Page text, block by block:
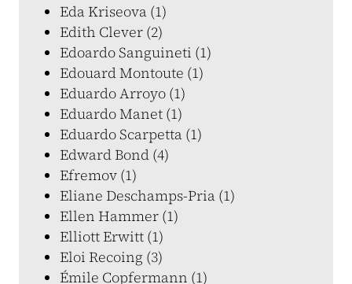
Eda Kriseova (1)
Edith Clever (2)
Edoardo Sanguineti (1)
Edouard Montoute (1)
Eduardo Arroyo (1)
Eduardo Manet (1)
Eduardo Scarpetta (1)
Edward Bond (4)
Efremov (1)
Eliane Deschamps-Pria (1)
Ellen Hammer (1)
Elliott Erwitt (1)
Eloi Recoing (3)
Émile Copfermann (1)